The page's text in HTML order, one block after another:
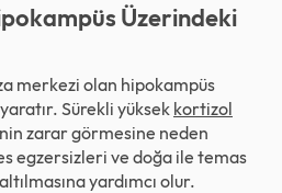
Üzerindeki
merkezi olan hipokampüs
Sürekli yüksek kortizol
zarar görmesine neden
egzersizleri ve doğa ile temas
yardımcı olur.